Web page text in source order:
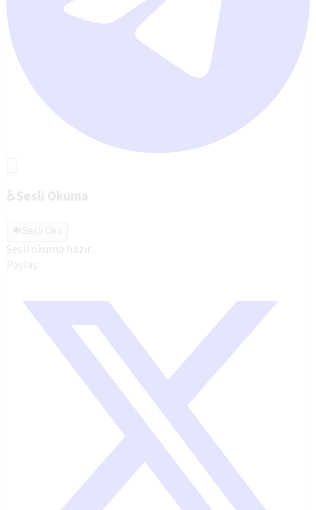
♿Sesli Okuma
🔊 Sesli Oku
Sesli okuma hazır.
Paylaş: